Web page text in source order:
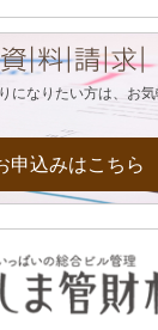
になりたい方は、お
申込みはこちら